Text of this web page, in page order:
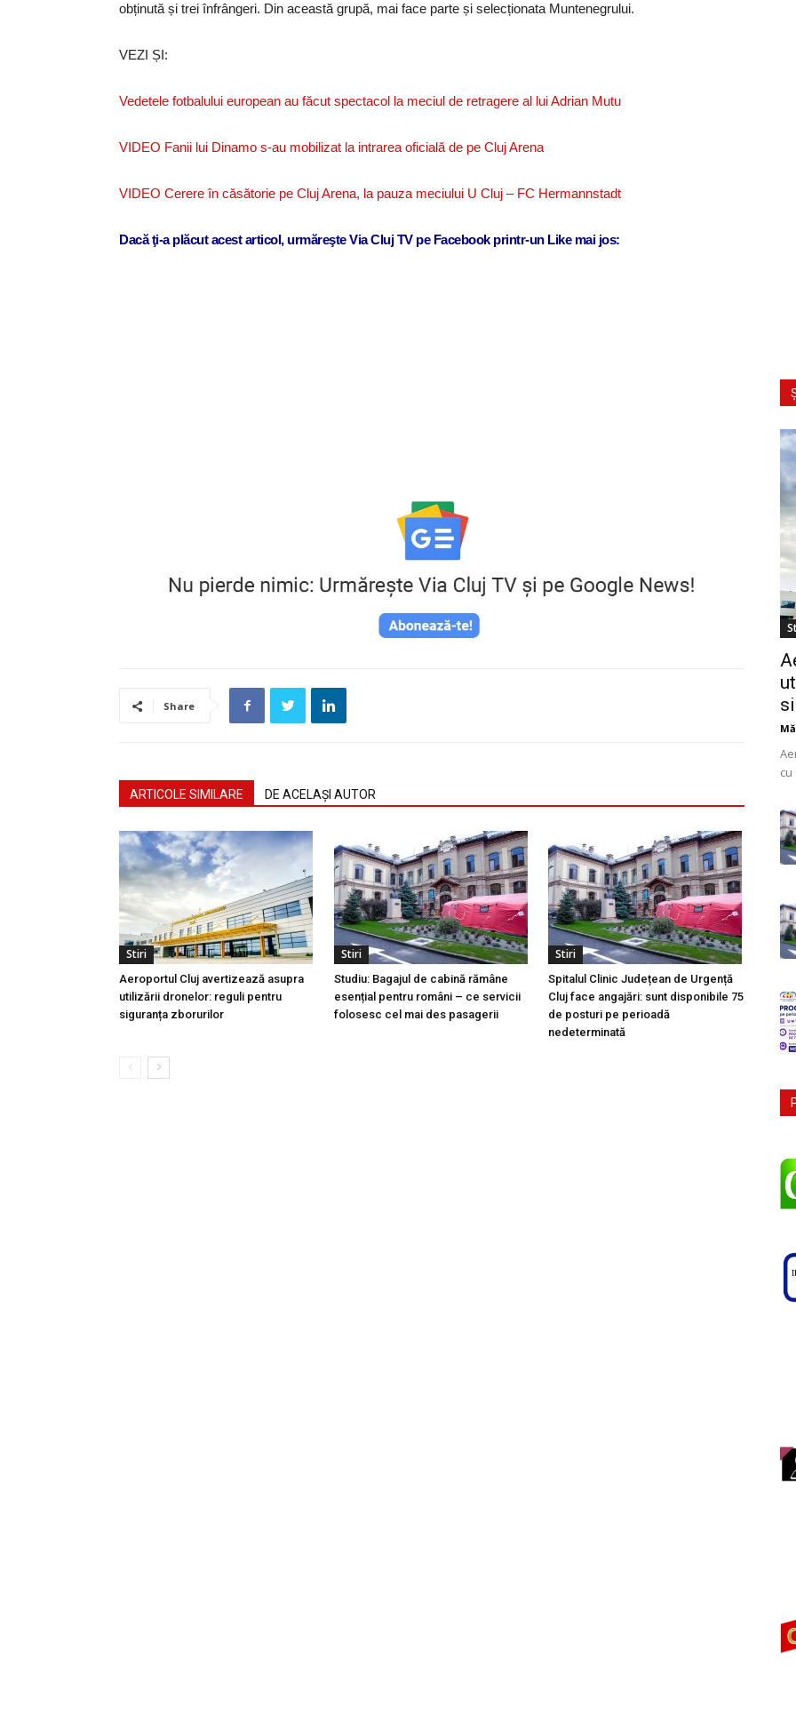
obținută și trei înfrângeri. Din această grupă, mai face parte și selecționata Muntenegrului.
VEZI ȘI:
Vedetele fotbalului european au făcut spectacol la meciul de retragere al lui Adrian Mutu
VIDEO Fanii lui Dinamo s-au mobilizat la intrarea oficială de pe Cluj Arena
VIDEO Cerere în căsătorie pe Cluj Arena, la pauza meciului U Cluj – FC Hermannstadt
Dacă ţi-a plăcut acest articol, urmăreşte Via Cluj TV pe Facebook printr-un Like mai jos:
Share
ARTICOLE SIMILARE DE ACELAȘI AUTOR
Stiri
Aeroportul Cluj avertizează asupra
utilizării dronelor: reguli pentru
siguranța zborurilor
Stiri
Studiu: Bagajul de cabină rămâne
esențial pentru români – ce servicii
folosesc cel mai des pasagerii
Stiri
Spitalul Clinic Județean de Urgență
Cluj face angajări: sunt disponibile 75
de posturi pe perioadă
nedeterminată